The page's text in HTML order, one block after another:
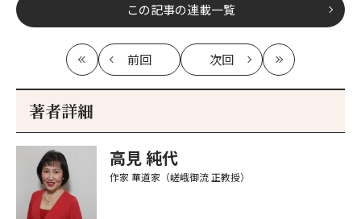
この記事の連載一覧
最
初
前回
記
次回
記
最
新
著者詳細
高見 純代
作家 華道家（嵯峨御流 正教授）